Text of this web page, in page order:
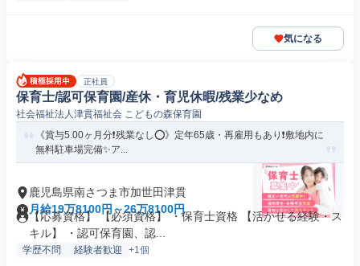
気になる
正社員
保育士/認可保育園/産休・育児休暇/残業少なめ
社会福祉法人津貫福祉会 こどもの森保育園
《賞与5.00ヶ月分❗️残業なし⭕》定年65歳・再雇用もあり❗️敷地内に
無料駐車場完備✨ア...
鹿児島県南さつま市加世田津貫
月給19万8100円～26万8100円
【応募資格】 【必須資格】 ・保育士資格 【活かせる経験・ス
キル】 ・認可保育園、認...
学歴不問 経験者歓迎 +1個